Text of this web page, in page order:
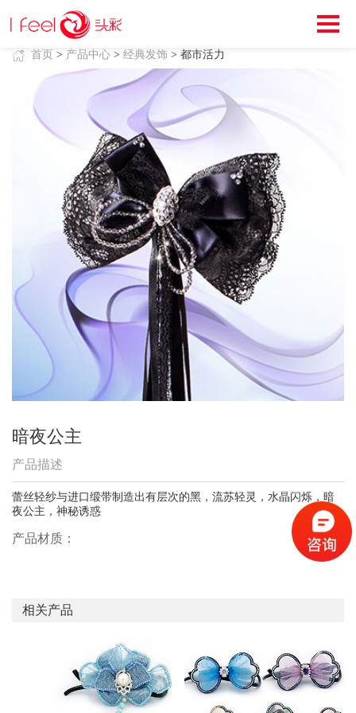
首页 > 产品中心 >经典发饰 > 都市活力
暗夜公主
产品描述
蕾丝轻纱与进口缎带制造出有层次的黑，流苏轻灵，水晶闪烁，暗
夜公主，神秘诱惑
产品材质：
相关产品